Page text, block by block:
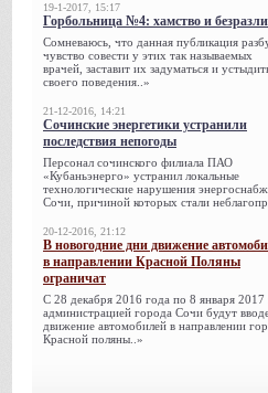
19-1-2017, 15:17
Горбольница №4: хамство и
Сомневаюсь, что данная публикация
чувство совести у этих так называемых
врачей, заставит их задуматься и
своего поведения..»
21-12-2016, 14:21
Сочинские энергетики устранили
последствия непогоды
Персонал сочинского филиала ПАО
«Кубаньэнерго» устранил локальные
технологические нарушения
Сочи, при­чиной которых стали
20-12-2016, 21:12
В новогодние дни движение
в направлении Красной Поляны
ограничат
С 28 декабря 2016 года по 8 января 2017
администрацией города Сочи будут
движение автомобилей в направлении
Красной поляны..»